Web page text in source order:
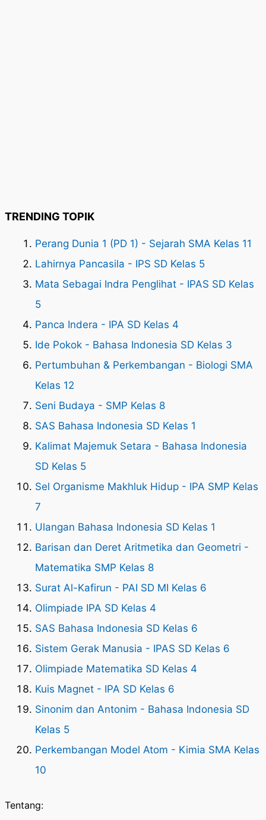
TRENDING TOPIK
Perang Dunia 1 (PD 1) - Sejarah SMA Kelas 11
Lahirnya Pancasila - IPS SD Kelas 5
Mata Sebagai Indra Penglihat - IPAS SD Kelas
5
Panca Indera - IPA SD Kelas 4
Ide Pokok - Bahasa Indonesia SD Kelas 3
Pertumbuhan & Perkembangan - Biologi SMA
Kelas 12
Seni Budaya - SMP Kelas 8
SAS Bahasa Indonesia SD Kelas 1
Kalimat Majemuk Setara - Bahasa Indonesia
SD Kelas 5
Sel Organisme Makhluk Hidup - IPA SMP Kelas
7
Ulangan Bahasa Indonesia SD Kelas 1
Barisan dan Deret Aritmetika dan Geometri -
Matematika SMP Kelas 8
Surat Al-Kafirun - PAI SD MI Kelas 6
Olimpiade IPA SD Kelas 4
SAS Bahasa Indonesia SD Kelas 6
Sistem Gerak Manusia - IPAS SD Kelas 6
Olimpiade Matematika SD Kelas 4
Kuis Magnet - IPA SD Kelas 6
Sinonim dan Antonim - Bahasa Indonesia SD
Kelas 5
Perkembangan Model Atom - Kimia SMA Kelas
10
Tentang: